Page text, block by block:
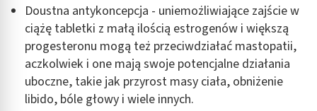
Doustna antykoncepcja - uniemożliwiające zajście w
ciążę tabletki z małą ilością estrogenów i większą
progesteronu mogą też przeciwdziałać mastopatii,
aczkolwiek i one mają swoje potencjalne działania
uboczne, takie jak przyrost masy ciała, obniżenie
libido, bóle głowy i wiele innych.